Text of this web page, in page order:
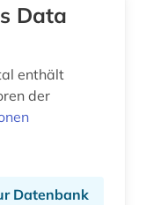
Data
enthält
der
Datenbank